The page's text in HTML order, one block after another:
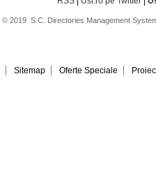
© 2019 S.C. Directories Management
Sitemap Oferte Speciale